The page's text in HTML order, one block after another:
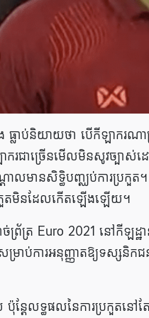
ធ្លាប់​និយាយ​ថា បើ​កីឡាករ​
ករជាច្រើនមើលមិនសូវច្បា
លមានសិទ្ធិបញ្ឈប់ការប្រកួត
ត​មិន​ដែល​កើត​ឡើង​ឡើយ។
ច់ព្រ័ត្រ Euro 2021 នៅកីឡដ្
រាប់ការអនុញ្ញាតឱ្យទស្សនិ
ែលទ្ធផលនៃការប្រកួតនៅតែ